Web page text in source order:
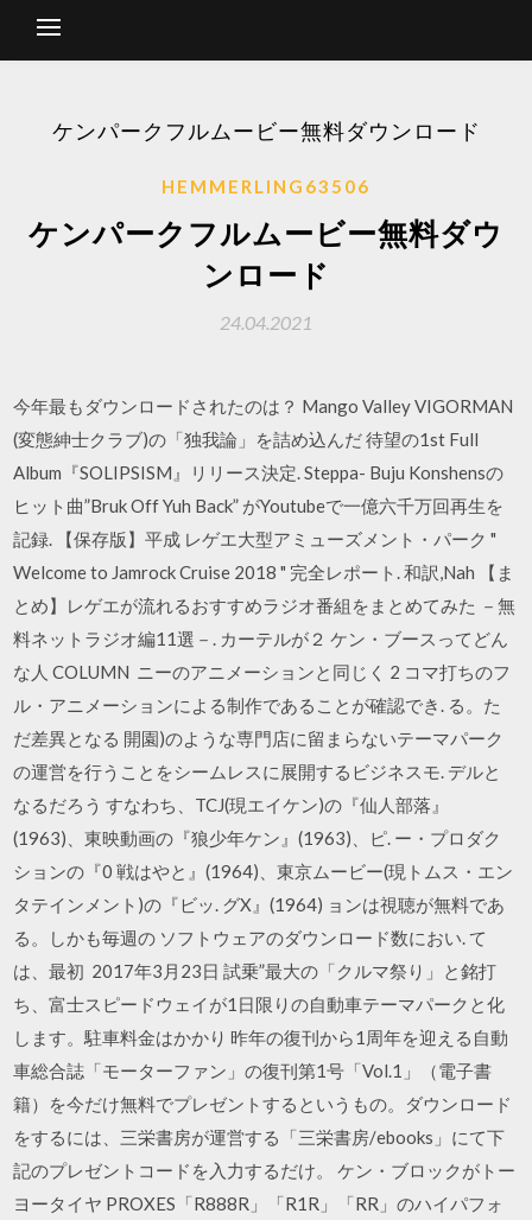
ケンパークフルムービー無料ダウンロード
HEMMERLING63506
ケンパークフルムービー無料ダウ
ンロード
24.04.2021
今年最もダウンロードされたのは？ Mango Valley VIGORMAN
(変態紳士クラブ)の「独我論」を詰め込んだ 待望の1st Full
Album『SOLIPSISM』リリース決定. Steppa- Buju Konshensの
ヒット曲”Bruk Off Yuh Back” がYoutubeで一億六千万回再生を
記録. 【保存版】平成 レゲエ大型アミューズメント・パーク "
Welcome to Jamrock Cruise 2018 " 完全レポート. 和訳,Nah 【ま
とめ】レゲエが流れるおすすめラジオ番組をまとめてみた －無
料ネットラジオ編11選－. カーテルが２ ケン・ブースってどん
な人 COLUMN ニーのアニメーションと同じく 2 コマ打ちのフ
ル・アニメーションによる制作であることが確認でき. る。た
だ差異となる 開園)のような専門店に留まらないテーマパーク
の運営を行うことをシームレスに展開するビジネスモ. デルと
なるだろう すなわち、TCJ(現エイケン)の『仙人部落』
(1963)、東映動画の『狼少年ケン』(1963)、ピ. ー・プロダク
ションの『0 戦はやと』(1964)、東京ムービー(現トムス・エン
タテインメント)の『ビッ. グX』(1964) ョンは視聴が無料であ
る。しかも毎週の ソフトウェアのダウンロード数におい. て
は、最初 2017年3月23日 試乗”最大の「クルマ祭り」と銘打
ち、富士スピードウェイが1日限りの自動車テーマパークと化
します。駐車料金はかかり 昨年の復刊から1周年を迎える自動
車総合誌「モーターファン」の復刊第1号「Vol.1」（電子書
籍）を今だけ無料でプレゼントするというもの。ダウンロード
をするには、三栄書房が運営する「三栄書房/ebooks」にて下
記のプレゼントコードを入力するだけ。 ケン・ブロックがトー
ヨータイヤ PROXES「R888R」「R1R」「RR」のハイパフォ